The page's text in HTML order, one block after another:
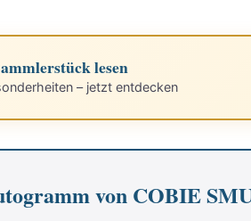
lesen
– jetzt entdecken
von COBIE